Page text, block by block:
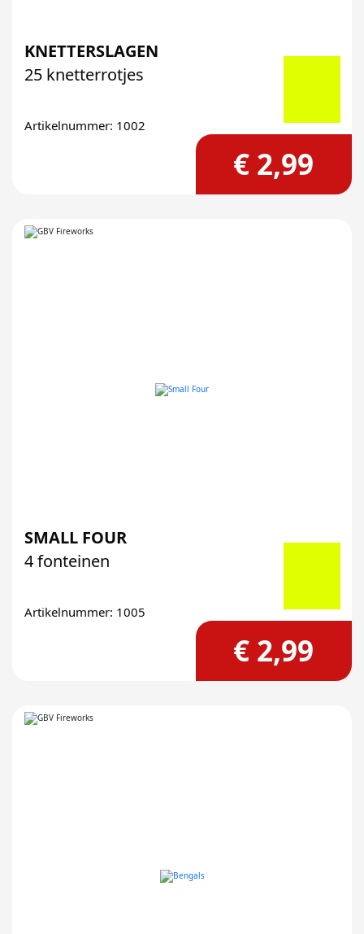
KNETTERSLAGEN
25 knetterrotjes
Artikelnummer: 1002
€ 2,99
SMALL FOUR
4 fonteinen
Artikelnummer: 1005
€ 2,99